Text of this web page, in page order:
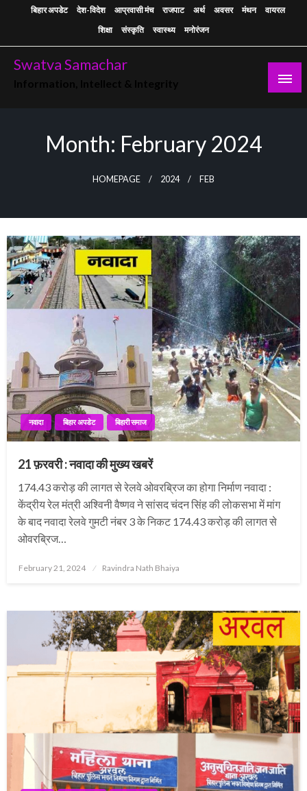
बिहार अपडेट देश-विदेश आप्रवासी मंच राजपाट अर्थ अवसर मंथन
वायरल
शिक्षा
संस्कृति स्वास्थ्य मनोरंजन
Swatva Samachar
Month: February 2024
HOMEPAGE 2024 FEB
नवादा बिहार अपडेट बिहारी समाज
21 फ़रवरी : नवादा की मुख्य खबरें
174.43 करोड़ की लागत से रेलवे ओवरब्रिज का होगा निर्माण नवादा :
केंद्रीय रेल मंत्री अश्विनी वैष्णव ने सांसद चंदन सिंह की लोकसभा में मांग
के बाद नवादा रेलवे गुमटी नंबर 3 के निकट 174.43 करोड़ की लागत से
ओवरब्रिज…
Posted
February 21, 2024 Ravindra Nath Bhaiya